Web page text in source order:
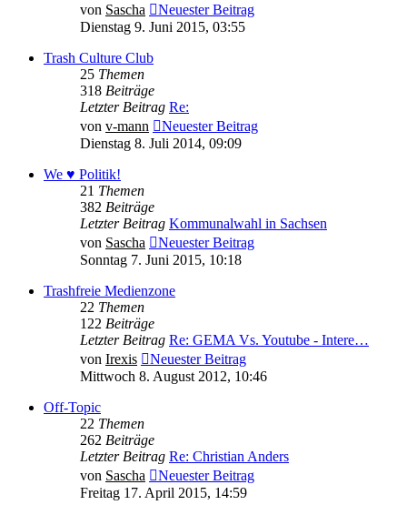
von Sascha
Neuester Beitrag
Dienstag 9. Juni 2015, 03:55
Trash Culture Club
25 Themen
318 Beiträge
Letzter Beitrag Re:
von v-mann
Neuester Beitrag
Dienstag 8. Juli 2014, 09:09
We ♥ Politik!
21 Themen
382 Beiträge
Letzter Beitrag Kommunalwahl in Sachsen
von Sascha
Neuester Beitrag
Sonntag 7. Juni 2015, 10:18
Trashfreie Medienzone
22 Themen
122 Beiträge
Letzter Beitrag Re: GEMA Vs. Youtube - Intere…
von Irexis
Neuester Beitrag
Mittwoch 8. August 2012, 10:46
Off-Topic
22 Themen
262 Beiträge
Letzter Beitrag Re: Christian Anders
von Sascha
Neuester Beitrag
Freitag 17. April 2015, 14:59